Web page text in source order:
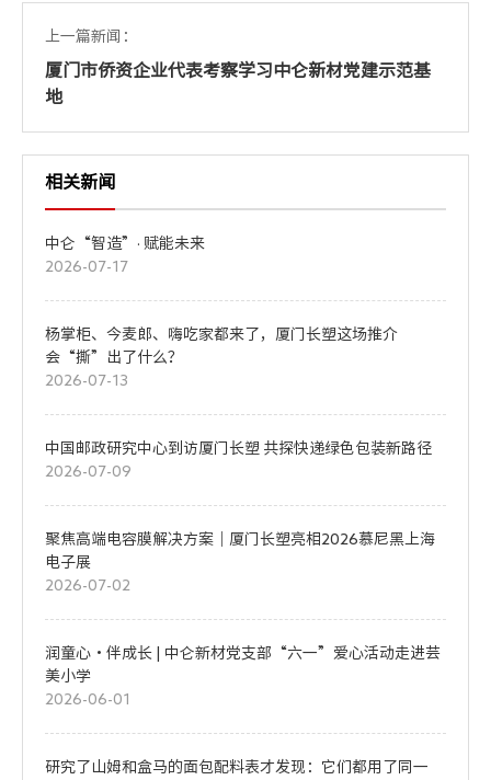
上一篇新闻：
厦门市侨资企业代表考察学习中仑新材党建示范基
地
相关新闻
中仑“智造”· 赋能未来
2026-07-17
杨掌柜、今麦郎、嗨吃家都来了，厦门长塑这场推介
会“撕”出了什么？
2026-07-13
中国邮政研究中心到访厦门长塑 共探快递绿色包装新路径
2026-07-09
聚焦高端电容膜解决方案｜厦门长塑亮相2026慕尼黑上海
电子展
2026-07-02
润童心・伴成长 | 中仑新材党支部“六一”爱心活动走进芸
美小学
2026-06-01
研究了山姆和盒马的面包配料表才发现：它们都用了同一